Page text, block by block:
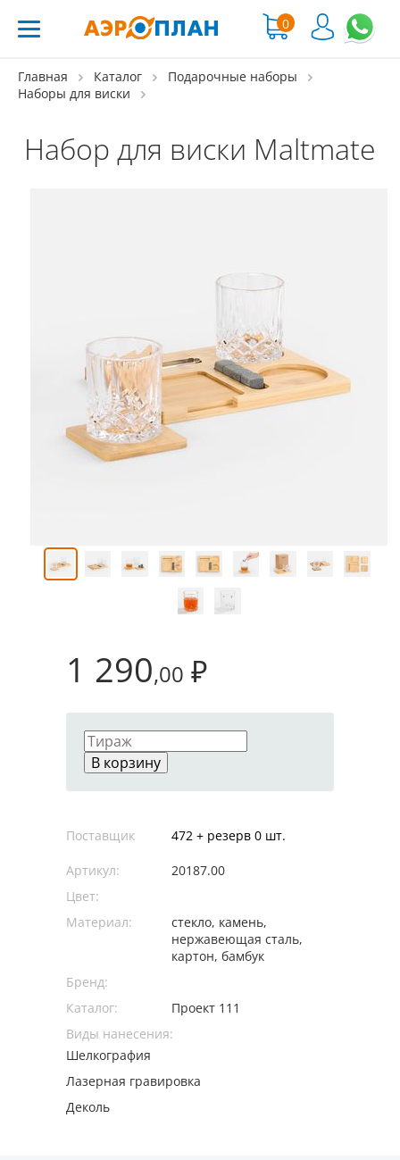
0
Главная Каталог
Подарочные наборы
Наборы для виски
Набор для виски Maltmate
1 290,00 ₽
В корзину
Поставщик 472 + резерв 0 шт.
Артикул:
20187.00
Цвет:
Материал:
стекло, камень,
нержавеющая сталь,
картон, бамбук
Бренд:
Каталог:
Проект 111
Виды нанесения:
Шелкография
Лазерная гравировка
Деколь